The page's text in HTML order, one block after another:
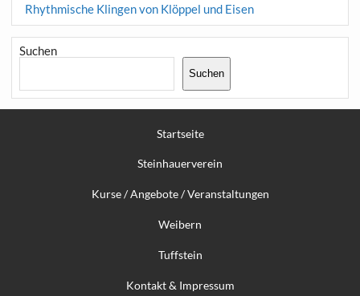
Rhythmische Klingen von Klöppel und Eisen
Suchen
Suchen
Startseite
Steinhauerverein
Kurse / Angebote / Veranstaltungen
Weibern
Tuffstein
Kontakt & Impressum